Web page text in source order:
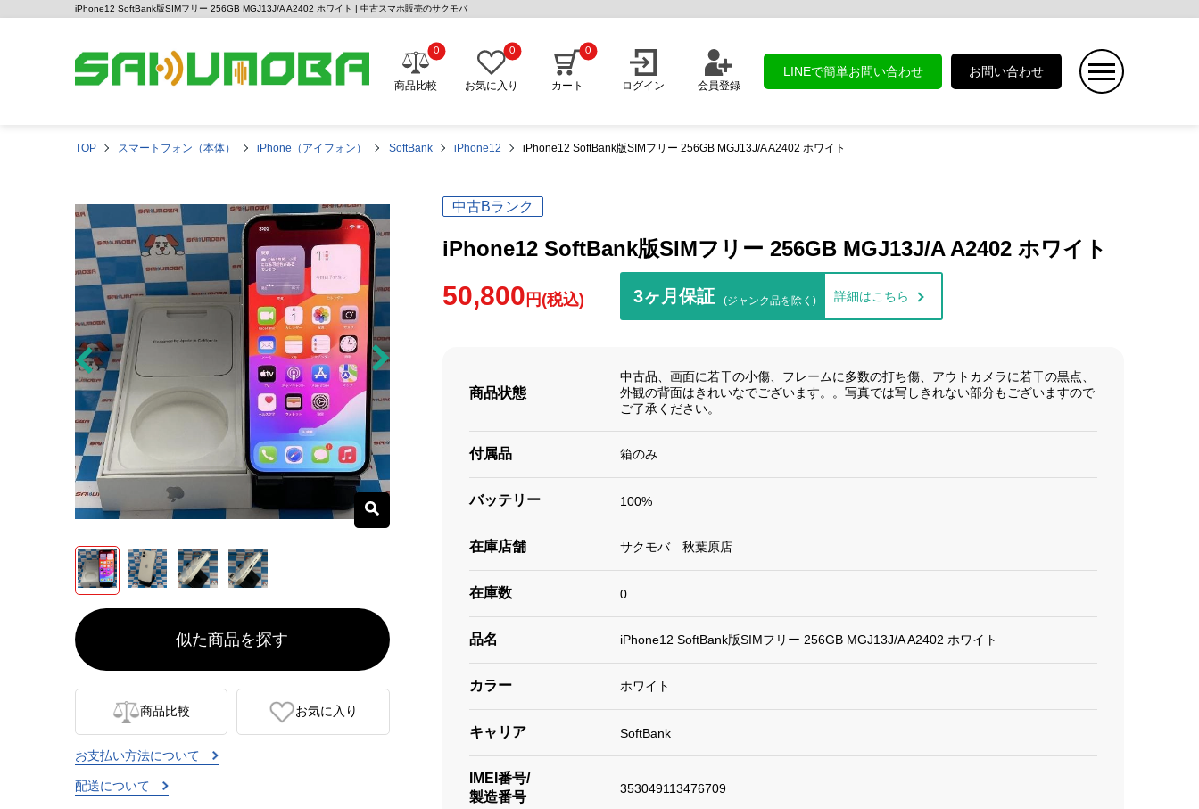
iPhone12 SoftBank版SIMフリー 256GB MGJ13J/A A2402 ホワイト | 中古スマホ販売のサクモバ
商品比較
0
お気に入り
0
カート
0
ログイン 会員登録
LINEで簡単お問い合わせ お問い合わせ
TOP スマートフォン（本体） iPhone（アイフォン） SoftBank iPhone12 iPhone12 SoftBank版SIMフリー 256GB MGJ13J/A A2402 ホワイト
似た商品を探す
商品比較 お気に入り
お支払い方法について
配送について
中古Bランク
iPhone12 SoftBank版SIMフリー 256GB MGJ13J/A A2402 ホワイト
50,800 円(税込) 3ヶ月保証 (ジャンク品を除く) 詳細はこちら
商品状態
中古品、画面に若干の小傷、フレームに多数の打ち傷、アウトカメラに若干の黒点、
外観の背面はきれいなでございます。。写真では写しきれない部分もございますので
ご了承ください。
付属品 箱のみ
バッテリー 100%
在庫店舗 サクモバ 秋葉原店
在庫数 0
品名 iPhone12 SoftBank版SIMフリー 256GB MGJ13J/A A2402 ホワイト
カラー ホワイト
キャリア SoftBank
IMEI番号/
製造番号
353049113476709